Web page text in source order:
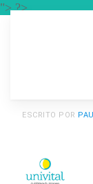
"> ?>
ESCRITO POR